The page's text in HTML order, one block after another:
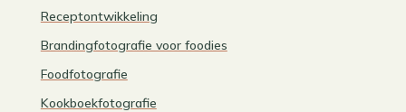
Receptontwikkeling
Brandingfotografie voor foodies
Foodfotografie
Kookboekfotografie